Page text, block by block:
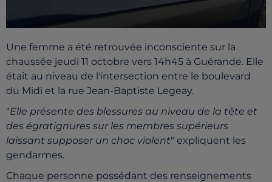
Une femme a été retrouvée inconsciente sur la
chaussée jeudi 11 octobre vers 14h45 à Guérande. Elle
était au niveau de l'intersection entre le boulevard
du Midi et la rue Jean-Baptiste Legeay.
"Elle présente des blessures au niveau de la tête et
des égratignures sur les membres supérieurs
laissant supposer un choc violent" expliquent les
gendarmes.
Chaque personne possédant des renseignements